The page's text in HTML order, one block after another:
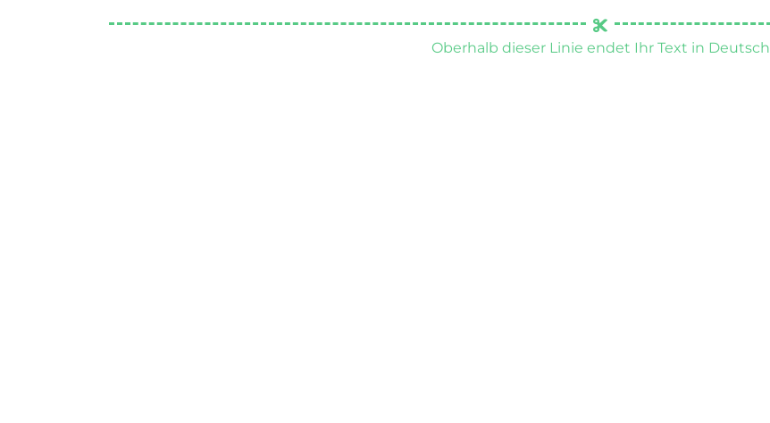
Oberhalb dieser Linie endet Ihr Text in Deutsch